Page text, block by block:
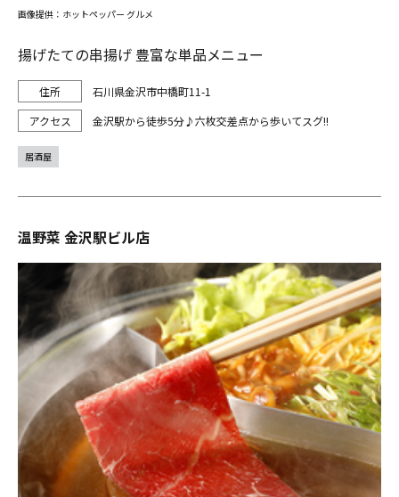
揚げたての串揚げ 豊富な単品メニュー
石川県金沢市中橋町11-1
金沢駅から徒歩5分♪六枚交差点から歩いてスグ!!
画像提供：ホットペッパー グルメ
居酒屋
温野菜 金沢駅ビル店